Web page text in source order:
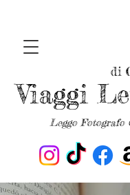
Leggo Fotografo
Viaggi
di